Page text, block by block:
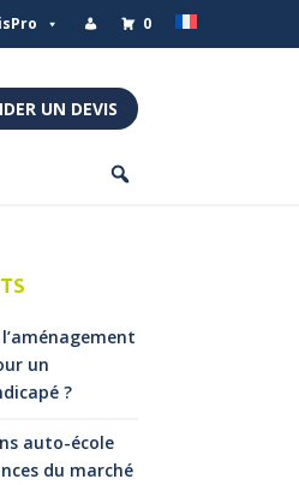
0
UN DEVIS
un
?
auto-école
du marché